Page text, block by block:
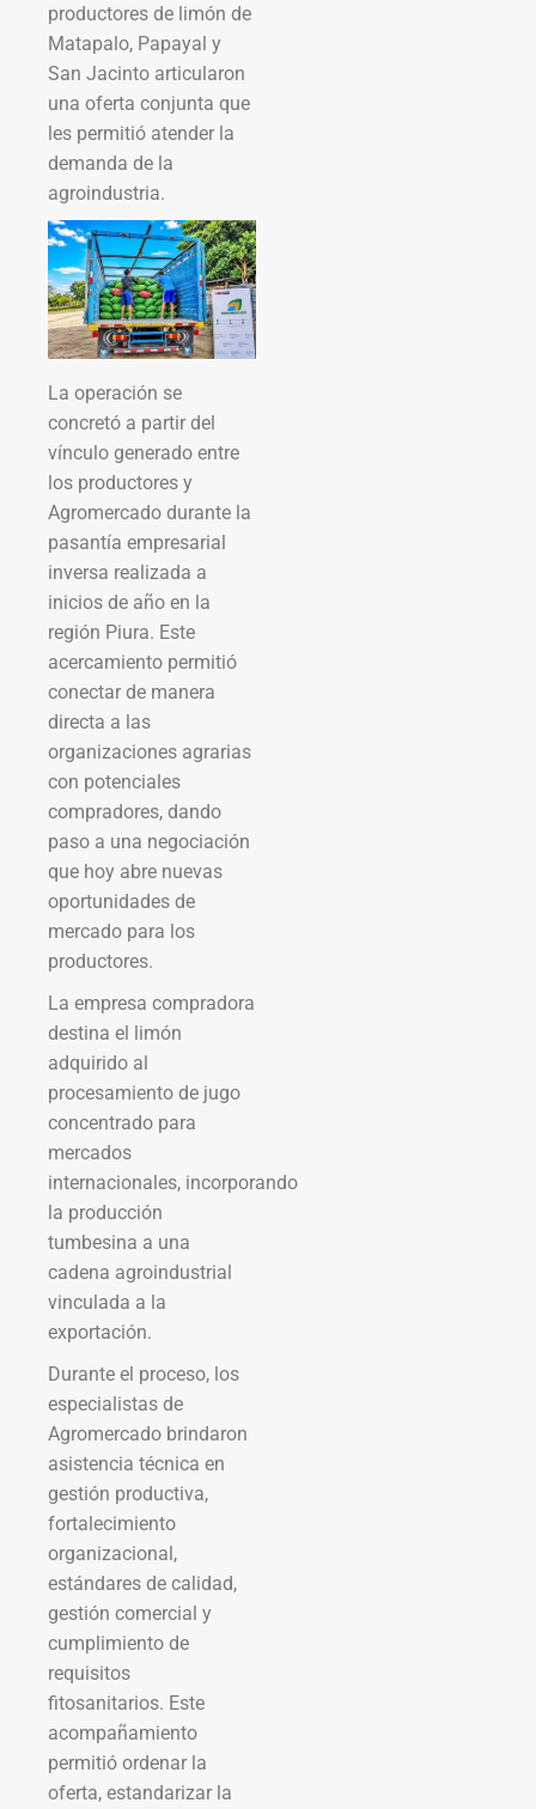
productores de limón de
Matapalo, Papayal y
San Jacinto articularon
una oferta conjunta que
les permitió atender la
demanda de la
agroindustria.
La operación se
concretó a partir del
vínculo generado entre
los productores y
Agromercado durante la
pasantía empresarial
inversa realizada a
inicios de año en la
región Piura. Este
acercamiento permitió
conectar de manera
directa a las
organizaciones agrarias
con potenciales
compradores, dando
paso a una negociación
que hoy abre nuevas
oportunidades de
mercado para los
productores.
La empresa compradora
destina el limón
adquirido al
procesamiento de jugo
concentrado para
mercados
internacionales, incorporando
la producción
tumbesina a una
cadena agroindustrial
vinculada a la
exportación.
Durante el proceso, los
especialistas de
Agromercado brindaron
asistencia técnica en
gestión productiva,
fortalecimiento
organizacional,
estándares de calidad,
gestión comercial y
cumplimiento de
requisitos
fitosanitarios. Este
acompañamiento
permitió ordenar la
oferta, estandarizar la